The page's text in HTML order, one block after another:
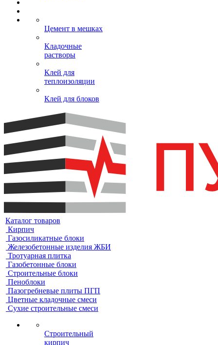
Цемент в мешках
Кладочные
растворы
Клей для
теплоизоляции
Клей для блоков
Каталог товаров
Кирпич
Газосиликатные блоки
Железобетонные изделия ЖБИ
Тротуарная плитка
Газобетонные блоки
Строительные блоки
Пеноблоки
Пазогребневые плиты ПГП
Цветные кладочные смеси
Сухие строительные смеси
Строительный
кирпич